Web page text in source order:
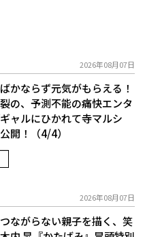
2026年08月07日
かならず元気がもらえる！
の、予測不能の痛快エンタ
ャルにひかれて寺マルシ
開！（4/4）
2026年08月07日
つながらない親子を描く、笑